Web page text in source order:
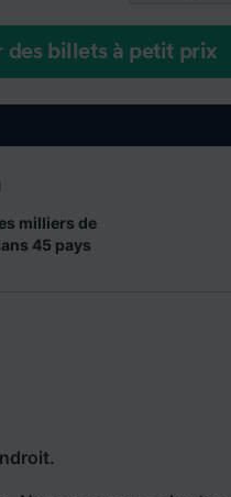
des billets à petit prix
milliers de
45 pays